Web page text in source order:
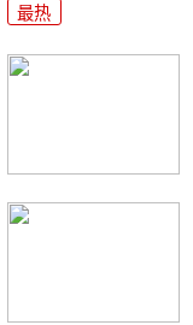
最热